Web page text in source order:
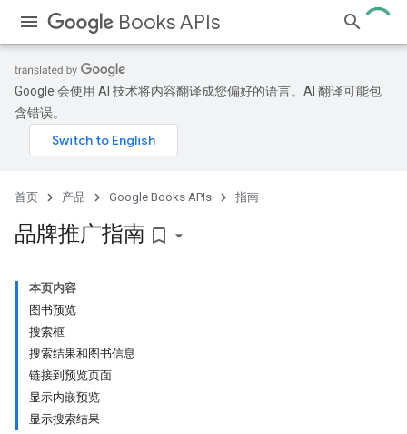
Books APIs
Google 会使用 AI 技术将内容翻译成您偏好的语言。AI 翻译可能包
含错误。
首页 产品 Google Books APIs 指南
品牌推广指南 bookmark_border
本页内容
图书预览
搜索框
搜索结果和图书信息
链接到预览页面
显示内嵌预览
显示搜索结果